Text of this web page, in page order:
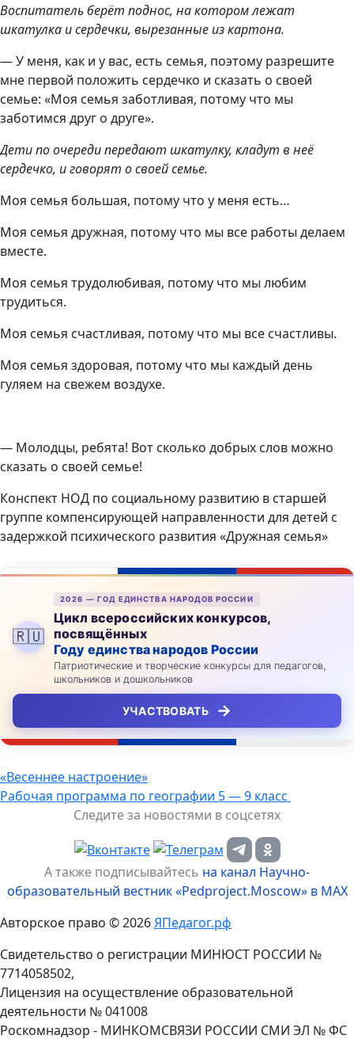
Воспитатель берёт поднос, на котором лежат
шкатулка и сердечки, вырезанные из картона.
— У меня, как и у вас, есть семья, поэтому разрешите
мне первой положить сердечко и сказать о своей
семье: «Моя семья заботливая, потому что мы
заботимся друг о друге».
Дети по очереди передают шкатулку, кладут в неё
сердечко, и говорят о своей семье.
Моя семья большая, потому что у меня есть…
Моя семья дружная, потому что мы все работы делаем
вместе.
Моя семья трудолюбивая, потому что мы любим
трудиться.
Моя семья счастливая, потому что мы все счастливы.
Моя семья здоровая, потому что мы каждый день
гуляем на свежем воздухе.
— Молодцы, ребята! Вот сколько добрых слов можно
сказать о своей семье!
Конспект НОД по социальному развитию в старшей
группе компенсирующей направленности для детей с
задержкой психического развития «Дружная семья»
🇷🇺
2026 — ГОД ЕДИНСТВА НАРОДОВ РОССИИ
Цикл всероссийских конкурсов,
посвящённых
Году единства народов России
Патриотические и творческие конкурсы для педагогов,
школьников и дошкольников
УЧАСТВОВАТЬ →
Навигация
по
записям
«Весеннее настроение»
Рабочая программа по географии 5 — 9 класс
Следите за новостями в соцсетях
А также подписывайтесь на канал Научно-
образовательный вестник «Pedproject.Moscow» в MAX
Авторское право © 2026ЯПедагог.рф
Свидетельство о регистрации МИНЮСТ РОССИИ №
7714058502,
Лицензия на осуществление образовательной
деятельности № 041008
Роскомнадзор - МИНКОМСВЯЗИ РОССИИ СМИ ЭЛ № ФС